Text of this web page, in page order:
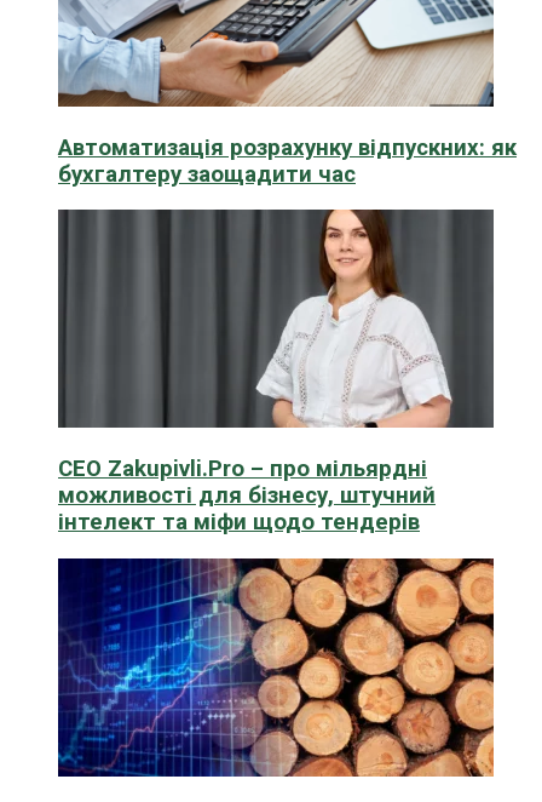
Автоматизація розрахунку відпускних: як
бухгалтеру заощадити час
CEO Zakupivli.Pro – про мільярдні
можливості для бізнесу, штучний
інтелект та міфи щодо тендерів